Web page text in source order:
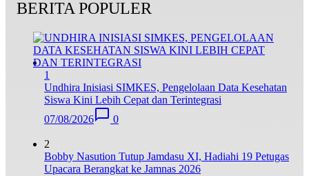
BERITA POPULER
1
Undhira Inisiasi SIMKES, Pengelolaan Data Kesehatan
Siswa Kini Lebih Cepat dan Terintegrasi
07/08/2026
0
2
Bobby Nasution Tutup Jamdasu XI, Hadiahi 19 Petugas
Upacara Berangkat ke Jamnas 2026